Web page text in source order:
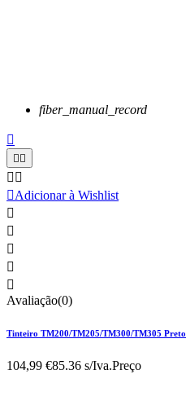
fiber_manual_record

 
 
Adicionar à Wishlist





Avaliação(0)
Tinteiro TM200/TM205/TM300/TM305 Preto
104,99 €85.36 s/Iva.Preço